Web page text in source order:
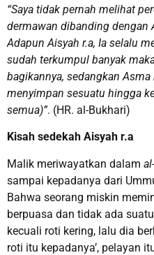
“Saya tidak pernah melihat
dermawan dibanding dengan
Adapun Aisyah r.a, Ia selalu
sudah terkumpul banyak
bagikannya, sedangkan
menyimpan sesuatu hingga
semua)”. (HR. al-Bukhari)
Kisah sedekah Aisyah r.a
Malik meriwayatkan dalam
sampai kepadanya dari
Bahwa seorang miskin
berpuasa dan tidak ada
kecuali roti kering, lalu dia
roti itu kepadanya’, pelayan